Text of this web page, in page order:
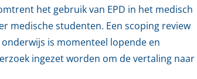
het gebruik van EPD in het medisch
medische studenten. Een scoping review
is momenteel lopende en
ingezet worden om de vertaling naar